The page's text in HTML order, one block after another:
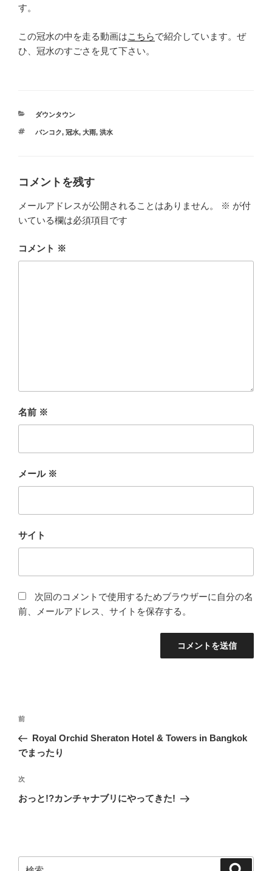
す。
この冠水の中を走る動画はこちらで紹介しています。ぜ
ひ、冠水のすごさを見て下さい。
カ
ゴ
ダウンタウン
タ
バンコク, 冠水, 大雨, 洪水
コメントを残す
メールアドレスが公開されることはありません。 ※ が付
いている欄は必須項目です
コメント ※
名前 ※
メール ※
サイト
次回のコメントで使用するためブラウザーに自分の名
前、メールアドレス、サイトを保存する。
投
ナ
ゲ
ー
過
去
の
稿
前
Royal Orchid Sheraton Hotel & Towers in Bangkok
でまったり
次
の
次
おっと!?カンチャナブリにやってきた!